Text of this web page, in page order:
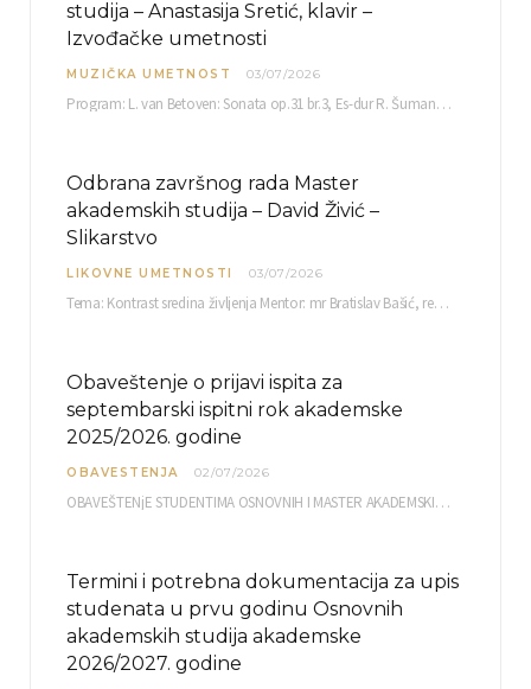
studija – Anastasija Sretić, klavir –
Izvođačke umetnosti
MUZIČKA UMETNOST 03/07/2026
Program: L. van Betoven: Sonata op.31 br.3, Es-dur R. Šuman: Bečki karneval op.26 K. Debisi:…
Odbrana završnog rada Master
akademskih studija – David Živić –
Slikarstvo
LIKOVNE UMETNOSTI 03/07/2026
Tema: Kontrast sredina življenja Mentor: mr Bratislav Bašić, redovni profesor Sreda, 08.07.2026. u…
Obaveštenje o prijavi ispita za
septembarski ispitni rok akademske
2025/2026. godine
OBAVESTENJA 02/07/2026
OBAVEŠTENjE STUDENTIMA OSNOVNIH I MASTER AKADEMSKIH STUDIJA ELEKTRONSKA PRIJAVA ISPITA za septembarski ispitni rok za…
Termini i potrebna dokumentacija za upis
studenata u prvu godinu Osnovnih
akademskih studija akademske
2026/2027. godine